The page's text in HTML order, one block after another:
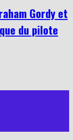
Gordy et
du pilote